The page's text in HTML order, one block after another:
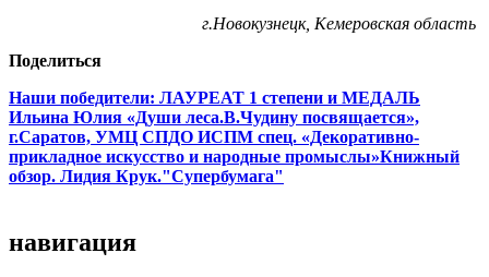
г.Новокузнецк, Кемеровская область
Поделиться
Наши победители: ЛАУРЕАТ 1 степени и МЕДАЛЬ
Ильина Юлия «Души леса.В.Чудину посвящается»,
г.Саратов, УМЦ СПДО ИСПМ спец. «Декоративно-
прикладное искусство и народные промыслы»Книжный
обзор. Лидия Крук."Супербумага"
навигация